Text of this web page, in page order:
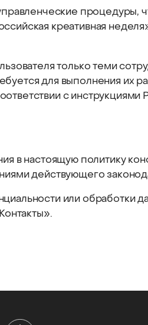
процедуры,
креативная
только теми
для выполнения их
с инструкциями
в настоящую политику
действующего
или обработки